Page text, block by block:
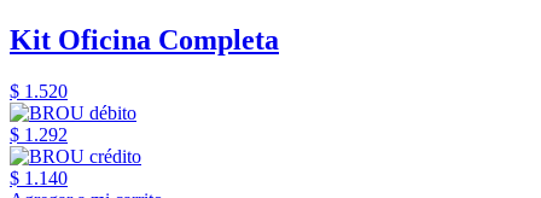
Kit Oficina Completa
$ 1.520
$ 1.292
$ 1.140